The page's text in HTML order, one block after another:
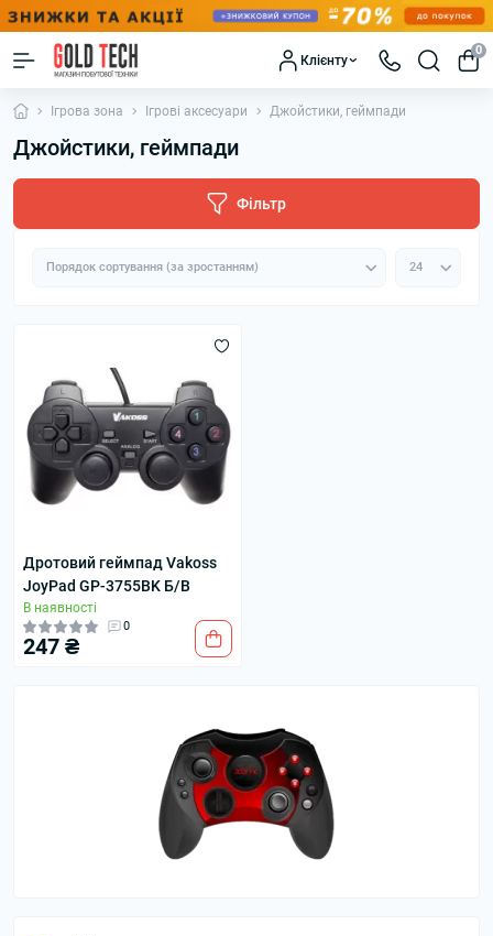
Клієнту
0
Ігрова зона Ігрові аксесуари Джойстики, геймпади
Джойстики, геймпади
Фільтр
Дротовий геймпад Vakoss
JoyPad GP-3755BK Б/В
В наявності
0
247 ₴